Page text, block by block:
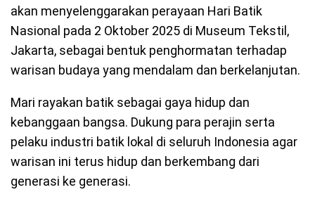
akan menyelenggarakan perayaan Hari Batik
Nasional pada 2 Oktober 2025 di Museum Tekstil,
Jakarta, sebagai bentuk penghormatan terhadap
warisan budaya yang mendalam dan berkelanjutan.
Mari rayakan batik sebagai gaya hidup dan
kebanggaan bangsa. Dukung para perajin serta
pelaku industri batik lokal di seluruh Indonesia agar
warisan ini terus hidup dan berkembang dari
generasi ke generasi.